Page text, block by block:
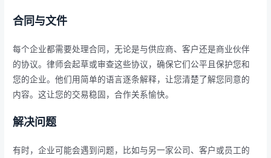
合同与文件
每个企业都需要处理合同，无论是与供应商、客户还是商业伙伴
的协议。律师会起草或审查这些协议，确保它们公平且保护您和
您的企业。他们用简单的语言逐条解释，让您清楚了解您同意的
内容。这让您的交易稳固，合作关系愉快。
解决问题
有时，企业可能会遇到问题，比如与另一家公司、客户或员工的